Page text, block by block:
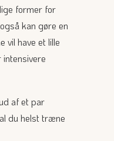
former for
kan gøre en
vil have et lille
af et par
du helst træne